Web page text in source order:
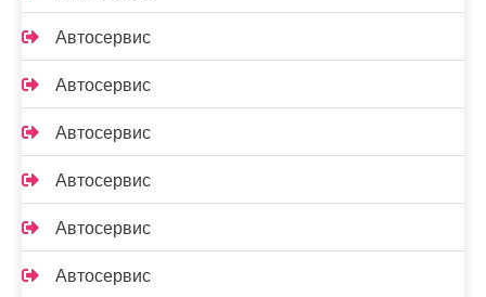
Автосервис
Автосервис
Автосервис
Автосервис
Автосервис
Автосервис